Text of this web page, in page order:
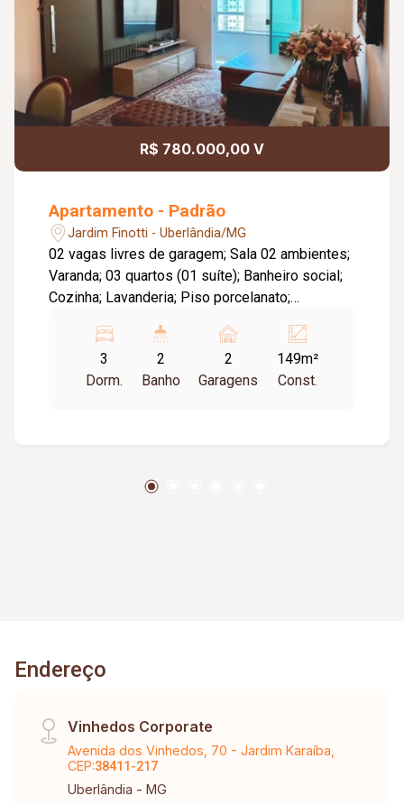
R$ 780.000,00 V
Apartamento - Padrão
Jardim Finotti - Uberlândia/MG
02 vagas livres de garagem; Sala 02 ambientes;
Varanda; 03 quartos (01 suíte); Banheiro social;
Cozinha; Lavanderia; Piso porcelanato;
Gesso tetos; Ar condicionado nos quartos e
geladeira, máquina de lavar sofá e mesa com
Alarme; Cerca concertina; Salão festas; Gás
3
Dorm.
2
Banho
2
Garagens
149m²
Const.
Endereço
Vinhedos Corporate
Avenida dos Vinhedos, 70 - Jardim Karaíba,
CEP:38411-217
Uberlândia - MG